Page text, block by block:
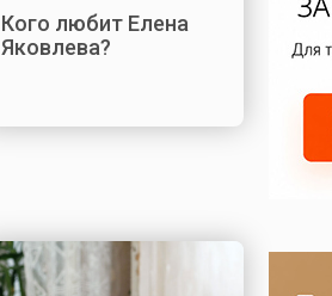
Кого любит Елена
Яковлева?